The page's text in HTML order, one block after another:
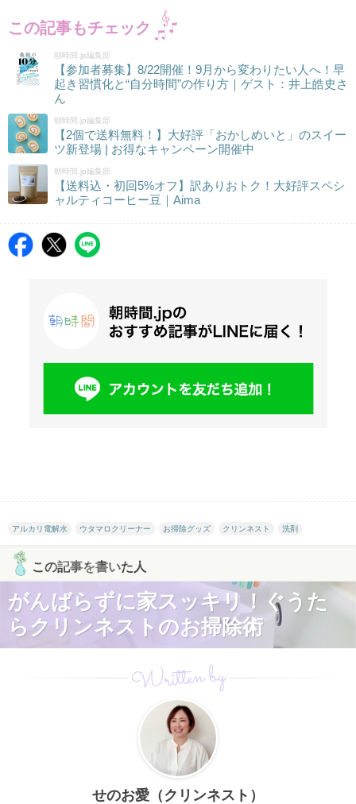
この記事もチェック
朝時間.jp編集部
【参加者募集】8/22開催！9月から変わりたい人へ！早
起き習慣化と“自分時間”の作り方｜ゲスト：井上皓史さ
ん
朝時間.jp編集部
【2個で送料無料！】大好評「おかしめいと」のスイー
ツ新登場 | お得なキャンペーン開催中
朝時間.jp編集部
【送料込・初回5%オフ】訳ありおトク！大好評スペシ
ャルティコーヒー豆｜Aima
アルカリ電解水 ウタマロクリーナー お掃除グッズ クリンネスト 洗剤
この記事を書いた人
がんばらずに家スッキリ！ぐうた
らクリンネストのお掃除術
Written by
せのお愛（クリンネスト）